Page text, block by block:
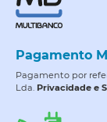
Pagamento
Pagamento por
Lda. Privacidade e